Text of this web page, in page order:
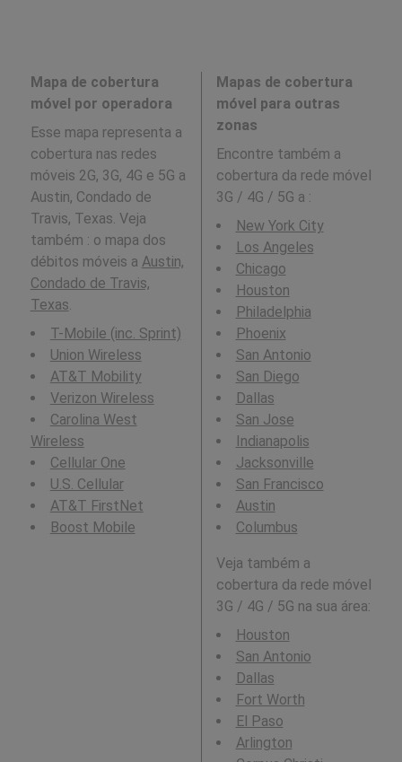
Mapa de cobertura
móvel por operadora
Esse mapa representa a
cobertura nas redes
móveis 2G, 3G, 4G e 5G a
Austin, Condado de
Travis, Texas. Veja
também : o mapa dos
débitos móveis a Austin,
Condado de Travis,
Texas.
T-Mobile (inc. Sprint)
Union Wireless
AT&T Mobility
Verizon Wireless
Carolina West
Wireless
Cellular One
U.S. Cellular
AT&T FirstNet
Boost Mobile
Mapas de cobertura
móvel para outras
zonas
Encontre também a
cobertura da rede móvel
3G / 4G / 5G a :
New York City
Los Angeles
Chicago
Houston
Philadelphia
Phoenix
San Antonio
San Diego
Dallas
San Jose
Indianapolis
Jacksonville
San Francisco
Austin
Columbus
Veja também a
cobertura da rede móvel
3G / 4G / 5G na sua área:
Houston
San Antonio
Dallas
Fort Worth
El Paso
Arlington